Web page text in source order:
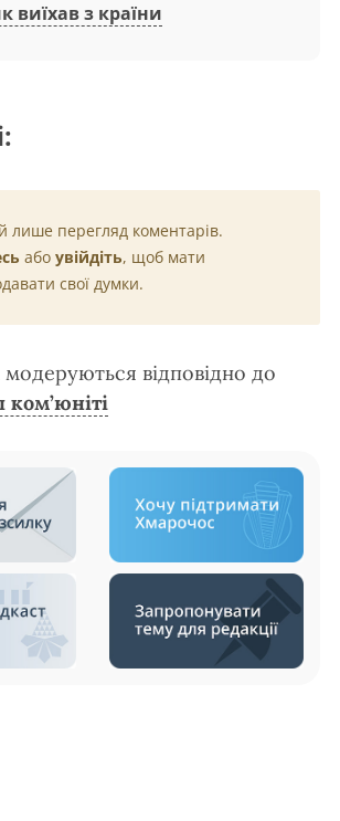
виїхав з країни
лише перегляд коментарів.
або увійдіть, щоб мати
свої думки.
відповідно до
ком’юніті